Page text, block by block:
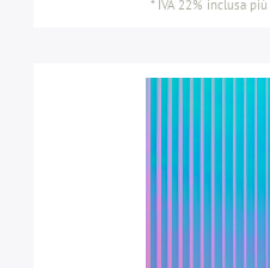
* IVA 22% inclusapiù